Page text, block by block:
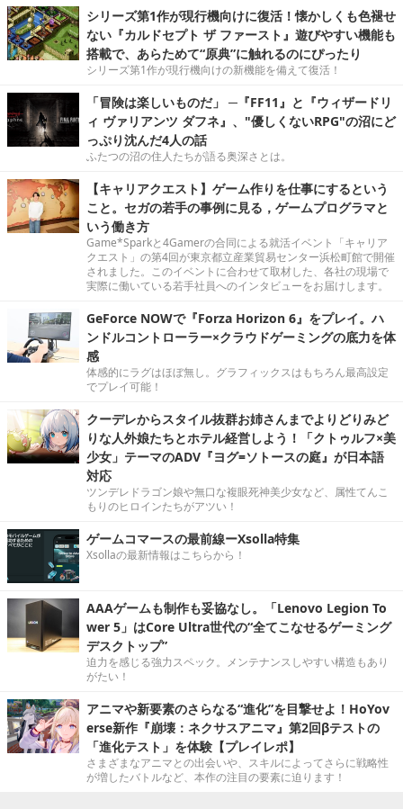
シリーズ第1作が現行機向けに復活！懐かしくも色褪せ
ない『カルドセプト ザ ファースト』遊びやすい機能も
搭載で、あらためて“原典”に触れるのにぴったり
シリーズ第1作が現行機向けの新機能を備えて復活！
「冒険は楽しいものだ」 ─『FF11』と『ウィザードリ
ィ ヴァリアンツ ダフネ』、"優しくないRPG"の沼にど
っぷり沈んだ4人の話
ふたつの沼の住人たちが語る奥深さとは。
【キャリアクエスト】ゲーム作りを仕事にするという
こと。セガの若手の事例に見る，ゲームプログラマと
いう働き方
Game*Sparkと4Gamerの合同による就活イベント「キャリア
クエスト」の第4回が東京都立産業貿易センター浜松町館で開催
されました。このイベントに合わせて取材した、各社の現場で
実際に働いている若手社員へのインタビューをお届けします。
GeForce NOWで『Forza Horizon 6』をプレイ。ハ
ンドルコントローラー×クラウドゲーミングの底力を体
感
体感的にラグはほぼ無し。グラフィックスはもちろん最高設定
でプレイ可能！
クーデレからスタイル抜群お姉さんまでよりどりみど
りな人外娘たちとホテル経営しよう！「クトゥルフ×美
少女」テーマのADV『ヨグ=ソトースの庭』が日本語
対応
ツンデレドラゴン娘や無口な複眼死神美少女など、属性てんこ
もりのヒロインたちがアツい！
ゲームコマースの最前線ーXsolla特集
Xsollaの最新情報はこちらから！
AAAゲームも制作も妥協なし。「Lenovo Legion To
wer 5」はCore Ultra世代の“全てこなせるゲーミング
デスクトップ”
迫力を感じる強力スペック。メンテナンスしやすい構造もあり
がたい！
アニマや新要素のさらなる“進化”を目撃せよ！HoYov
erse新作『崩壊：ネクサスアニマ』第2回βテストの
「進化テスト」を体験【プレイレポ】
さまざまなアニマとの出会いや、スキルによってさらに戦略性
が増したバトルなど、本作の注目の要素に迫ります！